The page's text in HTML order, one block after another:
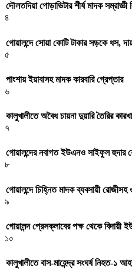
দৌলতদিয়া পোড়াভিটার শীর্ষ মাদক
৪
গোয়ালন্দে সোয়া কোটি টাকার সড়কে ধস,
৫
পাংশায় ইয়াবাসহ মাদক কারবারি গ্রেপ্তার
৬
কালুখালীতে অবৈধ চায়না দুয়ারি তৈরির
৭
গোয়ালন্দের নবাগত ইউএনও সাইফুল হুদার
৮
গোয়ালন্দে চিহ্নিত মাদক ব্যবসায়ী
৯
গোয়ালন্দ প্রেসক্লাবের পক্ষ থেকে বিদায়ী
১০
কালুখালীতে বাস-মাহেন্দ্র সংঘর্ষ নিহত-১